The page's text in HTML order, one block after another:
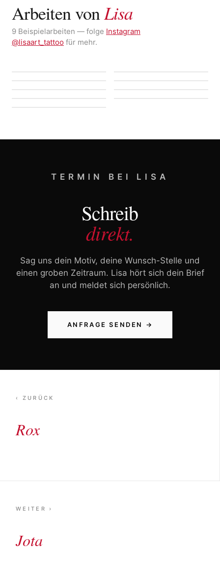
Arbeiten vonLisa
9 Beispielarbeiten — folge Instagram
@lisaart_tattoo für mehr.
TERMIN BEI LISA
Schreib
direkt.
Sag uns dein Motiv, deine Wunsch-Stelle und
einen groben Zeitraum. Lisa hört sich dein Brief
an und meldet sich persönlich.
ANFRAGE SENDEN →
‹ ZURÜCK
Rox
WEITER ›
Jota